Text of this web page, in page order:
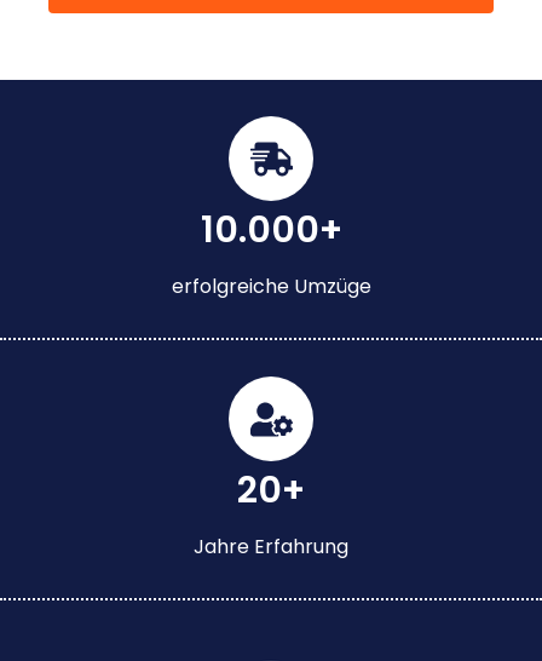
10.000+
erfolgreiche Umzüge
20+
Jahre Erfahrung